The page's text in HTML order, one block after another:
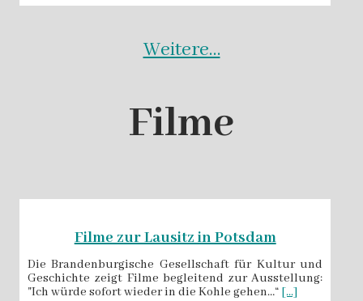
Weitere…
Filme
Filme zur Lausitz in Potsdam
Die Brandenburgische Gesellschaft für Kultur und
Geschichte zeigt Filme begleitend zur Ausstellung:
"Ich würde sofort wieder in die Kohle gehen…“ [...]